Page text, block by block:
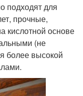
подходят для
прочные,
кислотной основе
(не
более высокой